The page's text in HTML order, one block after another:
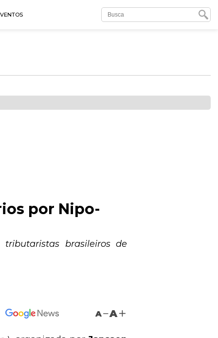
por Nipo-
brasileiros de
A A